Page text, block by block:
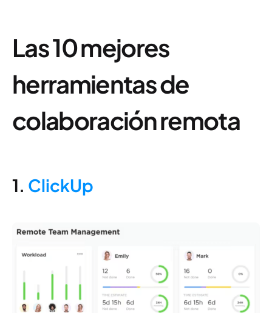
Las 10 mejores
herramientas de
colaboración remota
1. ClickUp